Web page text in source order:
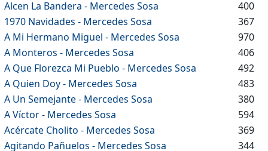
Alcen La Bandera - Mercedes Sosa
400
1970 Navidades - Mercedes Sosa
367
A Mi Hermano Miguel - Mercedes Sosa
970
A Monteros - Mercedes Sosa
406
A Que Florezca Mi Pueblo - Mercedes Sosa
492
A Quien Doy - Mercedes Sosa
483
A Un Semejante - Mercedes Sosa
380
A Víctor - Mercedes Sosa
594
Acércate Cholito - Mercedes Sosa
369
Agitando Pañuelos - Mercedes Sosa
344